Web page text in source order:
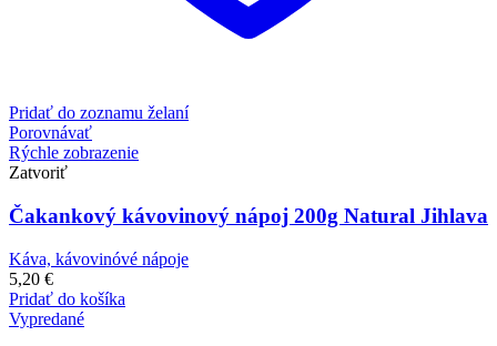
Pridať do zoznamu želaní
Porovnávať
Rýchle zobrazenie
Zatvoriť
Čakankový kávovinový nápoj 200g Natural Jihlava
Káva, kávovinóvé nápoje
5,20 €
Pridať do košíka
Vypredané